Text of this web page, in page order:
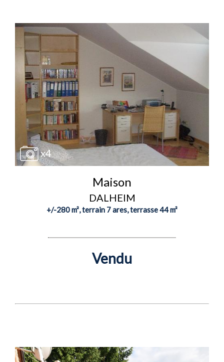
x4
Maison
DALHEIM
+/-280 m², terrain 7 ares, terrasse 44 m²
Vendu